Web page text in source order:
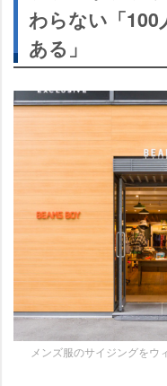
わらない「100
ある」
メンズ服のサイジングをウ